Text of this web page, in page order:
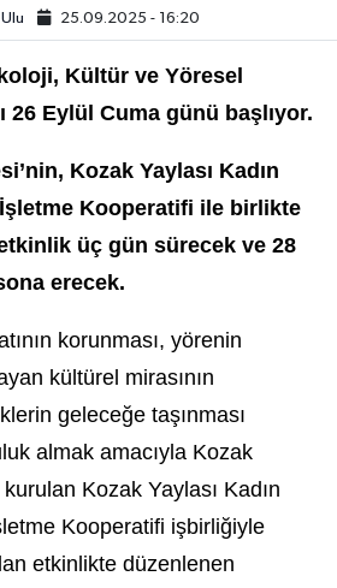
25.09.2025 - 16:20
Kültür ve Yöresel
26 Eylül Cuma günü başlıyor.
Kozak Yaylası Kadın
Kooperatifi ile birlikte
üç gün sürecek ve 28
erecek.
korunması, yörenin
kültürel mirasının
geleceğe taşınması
almak amacıyla Kozak
Kozak Yaylası Kadın
Kooperatifi işbirliğiyle
etkinlikte düzenlenen